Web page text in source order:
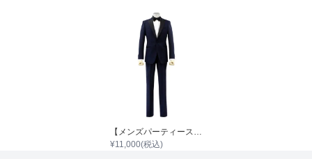
【メンズパーティースーツ】スーツ001
¥11,000(税込)